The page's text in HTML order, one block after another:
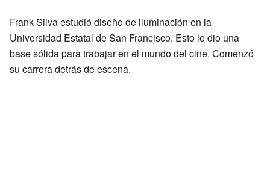
Frank Silva estudió diseño de iluminación en la
Universidad Estatal de San Francisco. Esto le dio una
base sólida para trabajar en el mundo del cine. Comenzó
su carrera detrás de escena.